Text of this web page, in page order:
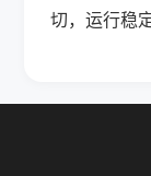
切，运行稳